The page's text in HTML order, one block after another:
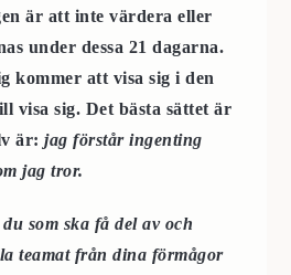
är att inte värdera eller
under dessa 21 dagarna.
kommer att visa sig i den
visa sig. Det bästa sättet är
är:jag förstår ingenting
jag tror.
som ska få del av och
teamat från dina förmågor